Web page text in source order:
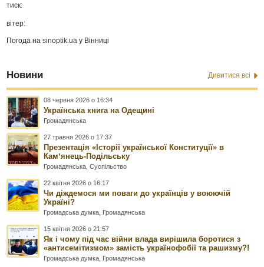
тиск:
вітер:
Погода наsinoptik.ua у Вінниці
Новини Дивитися всі
08 червня 2026 о 16:34
Українська книга на Одещині
Громадянська
27 травня 2026 о 17:37
Презентація «Історії української Конституції» в
Камʼянець-Подільську
Громадянська ,Суспільство
22 квітня 2026 о 16:17
Чи діждемося ми поваги до українців у воюючій
Україні?
Громадська думка Громадянська
15 квітня 2026 о 21:57
Як і чому під час війни влада вирішила боротися з
«антисемітизмом» замість українофобії та рашизму?!
Громадська думка Громадянська